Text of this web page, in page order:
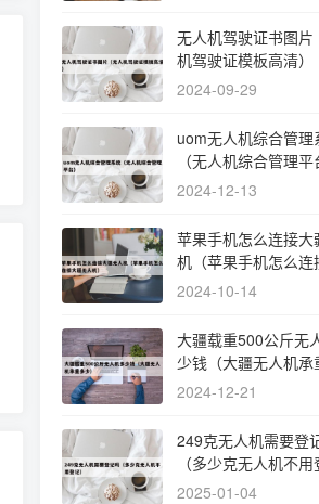
无人机驾驶证书图片
机驾驶证模板高清）
2024-09-29
uom无人机综合管理
（无人机综合管理平
2024-12-13
苹果手机怎么连接大
机（苹果手机怎么连
无人机）
2024-10-14
大疆载重500公斤无
少钱（大疆无人机承
少）
2024-12-21
249克无人机需要登
（多少克无人机不用
2025-01-04